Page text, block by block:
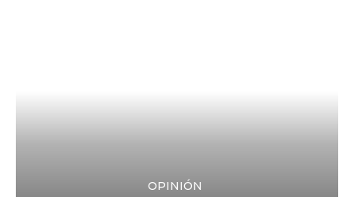
OPINIÓN